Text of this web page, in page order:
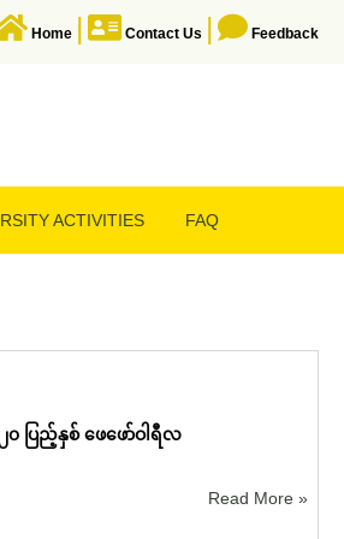
Home | Contact Us | Feedback
ACTIVITIES FAQ
၀ ပြည့်နှစ် ဖေဖော်ဝါရီလ
Read More »